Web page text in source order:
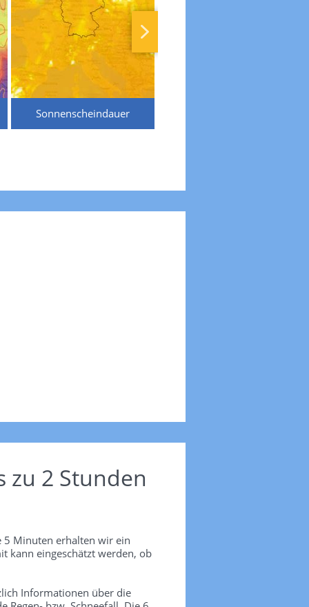
Sonnenscheindauer
zu 2 Stunden
5 Minuten erhalten wir ein
kann eingeschätzt werden, ob
Informationen über die